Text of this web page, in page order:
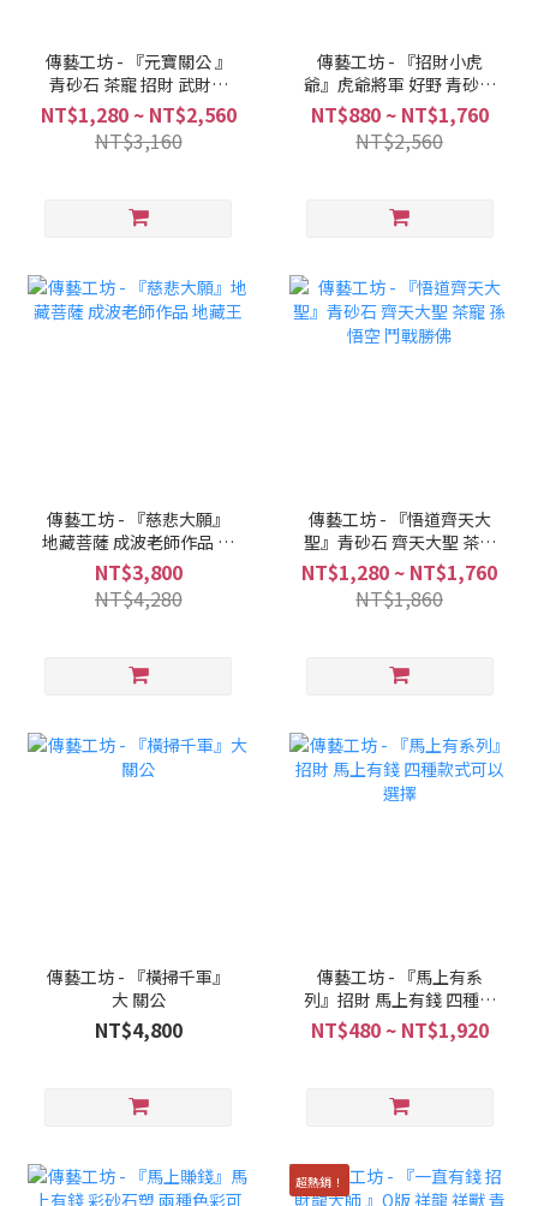
傳藝工坊 - 『元寶關公 』
青砂石 茶寵 招財 武財神
擺飾
NT$1,280 ~ NT$2,560
NT$3,160
傳藝工坊 - 『招財小虎
爺』虎爺將軍 好野 青砂石
塑
NT$880 ~ NT$1,760
NT$2,560
傳藝工坊 - 『慈悲大願』
地藏菩薩 成波老師作品 地
藏王
NT$3,800
NT$4,280
傳藝工坊 - 『悟道齊天大
聖』青砂石 齊天大聖 茶寵
孫悟空 鬥戰勝佛
NT$1,280 ~ NT$1,760
NT$1,860
傳藝工坊 - 『橫掃千軍』
大 關公
NT$4,800
傳藝工坊 - 『馬上有系
列』招財 馬上有錢 四種款
式可以選擇
NT$480 ~ NT$1,920
超熱銷！